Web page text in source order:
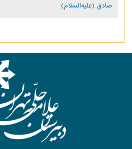
صادق (علیه‌السلام)